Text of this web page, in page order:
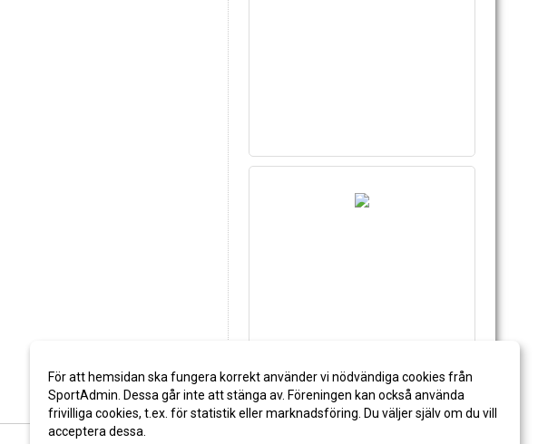
För att hemsidan ska fungera korrekt använder vi nödvändiga cookies från
SportAdmin. Dessa går inte att stänga av. Föreningen kan också använda
frivilliga cookies, t.ex. för statistik eller marknadsföring. Du väljer själv om du vill
acceptera dessa.